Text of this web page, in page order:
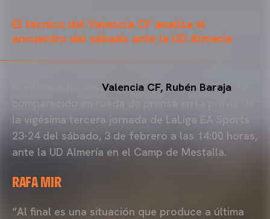
El técnico del Valencia CF analiza el
encuentro del sábado ante la UD Almería
Valencia CF, Rubén Baraja
la vigésima tercera jornada de LaLiga EA Sports
23-24 del sábado, 3 de febrero a las 14:00 horas,
ante la UD Almería en el Camp de Mestalla.
RAFA MIR
“Al final es una situación que produce a última